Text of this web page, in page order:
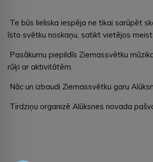
Te būs lieliska iespēja ne tikai sarūpēt
īsto svētku noskaņu, satikt vietējos
Pasākumu piepildīs Ziemassvētku
rūķi ar aktivitātēm.
Nāc un izbaudi Ziemassvētku garu
Tirdziņu organizē Alūksnes novada